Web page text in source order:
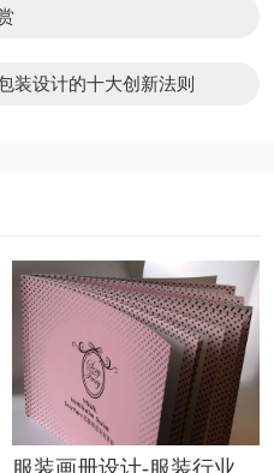
装设计的十大创新法则